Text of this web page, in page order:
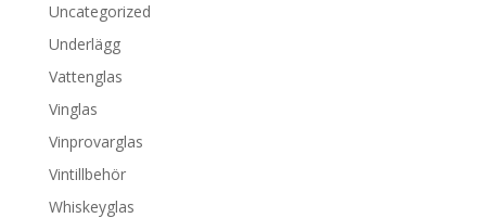
Uncategorized
Underlägg
Vattenglas
Vinglas
Vinprovarglas
Vintillbehör
Whiskeyglas